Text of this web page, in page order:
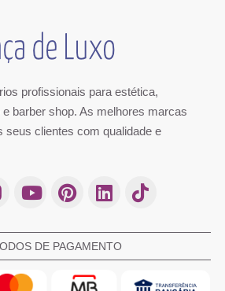
profissionais para estética,
barber shop. As melhores marcas
seus clientes com qualidade e
DE PAGAMENTO